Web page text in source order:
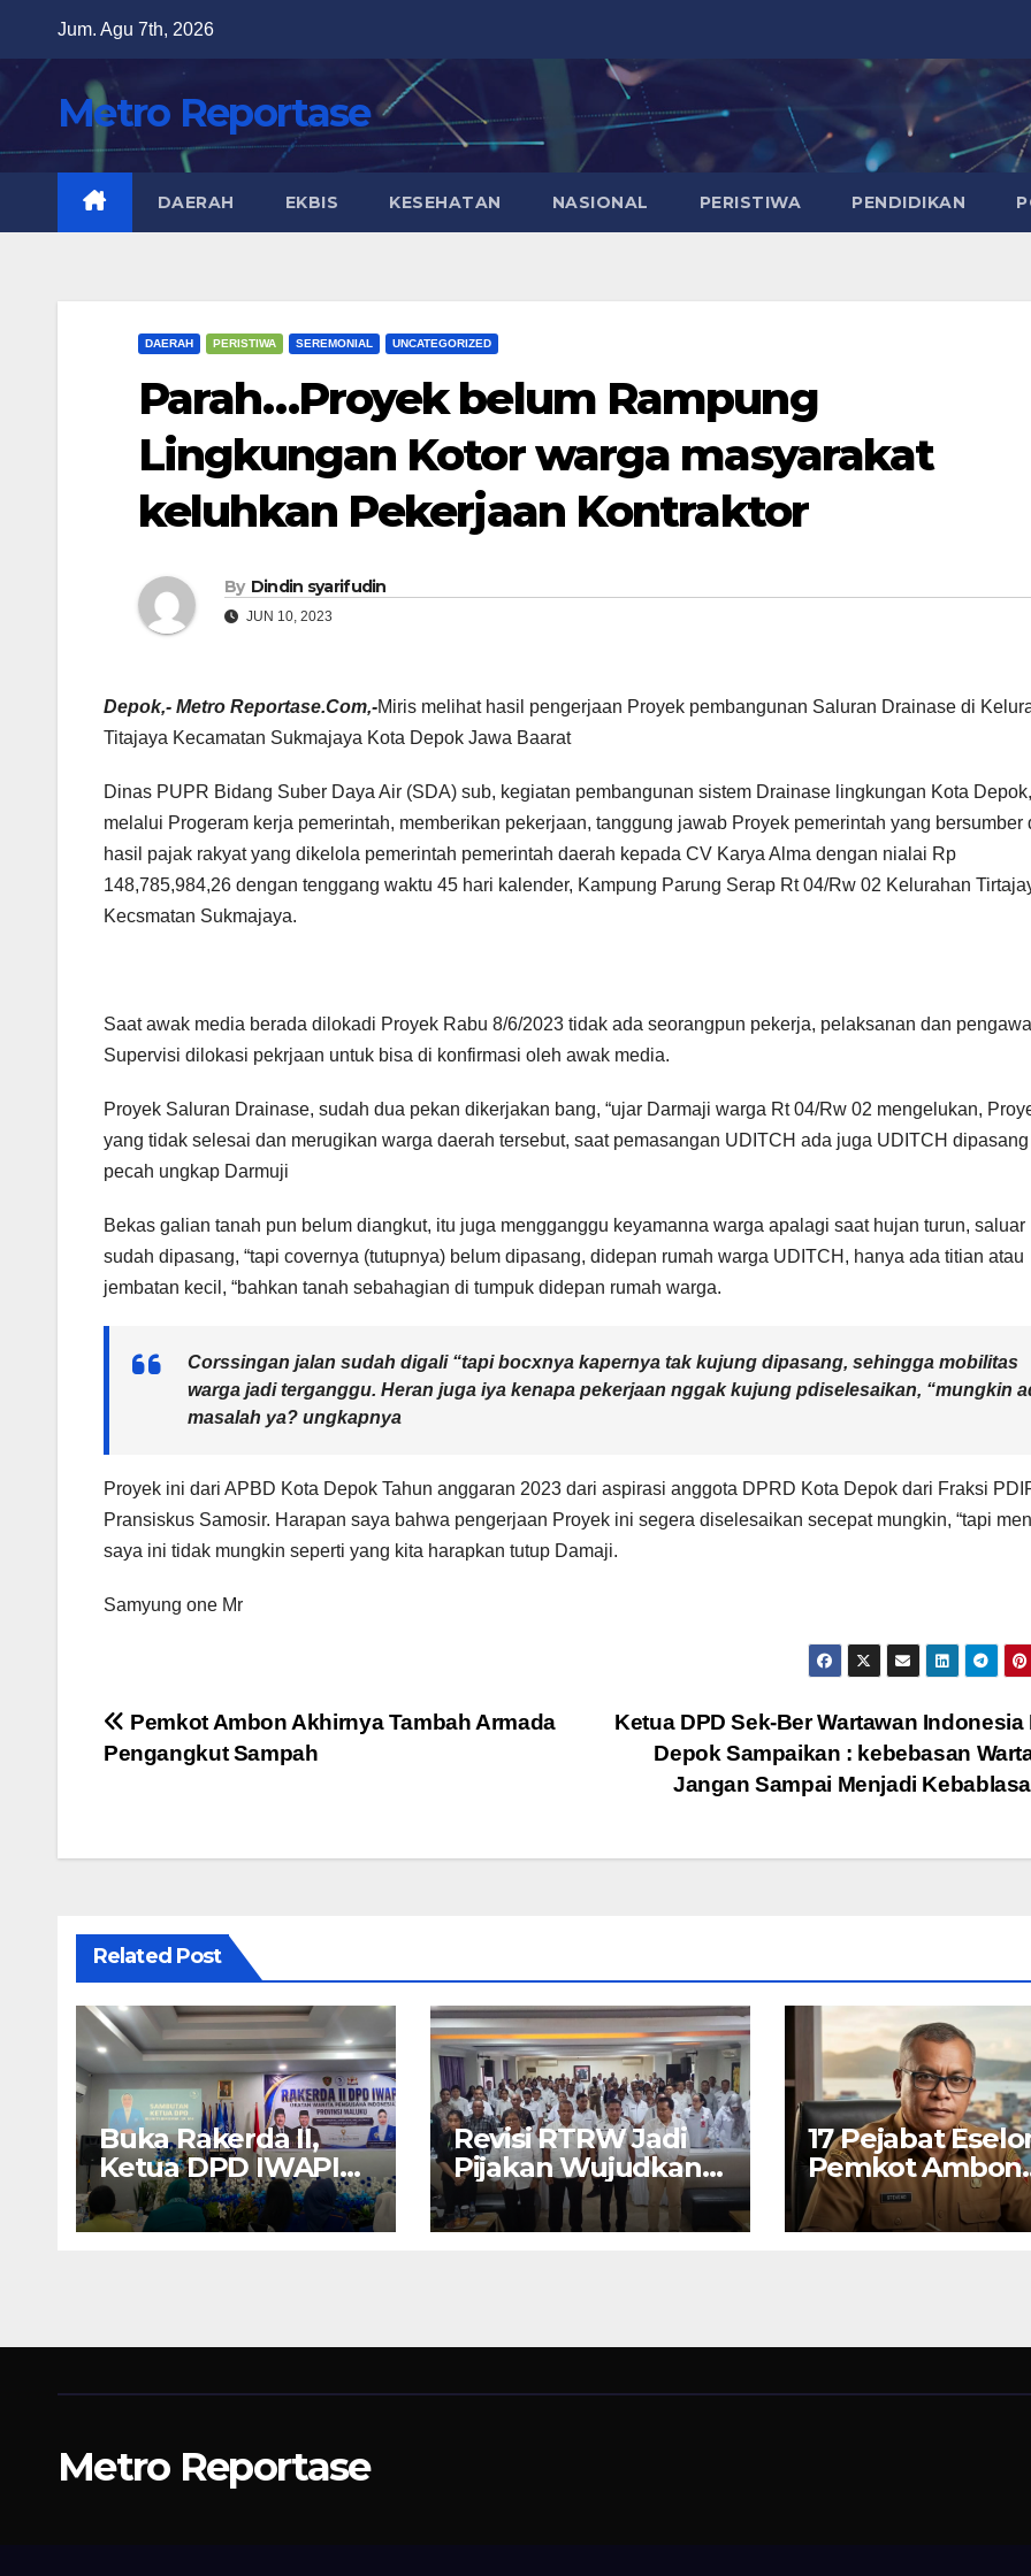
content
Jum. Agu 7th, 2026
Metro Reportase
DAERAH EKBIS KESEHATAN NASIONAL PERISTIWA PENDIDIKAN
DAERAH PERISTIWA SEREMONIAL UNCATEGORIZED
Parah…Proyek belum Rampung
Lingkungan Kotor warga masyarakat
keluhkan Pekerjaan Kontraktor
By Dindin syarifudin
JUN 10, 2023
Depok,- Metro Reportase.Com,-Miris melihat hasil pengerjaan Proyek pembangunan Saluran Drainase di
Titajaya Kecamatan Sukmajaya Kota Depok Jawa Baarat
Dinas PUPR Bidang Suber Daya Air (SDA) sub, kegiatan pembangunan sistem Drainase lingkungan Kota Depok,
melalui Progeram kerja pemerintah, memberikan pekerjaan, tanggung jawab Proyek pemerintah yang bersumber
hasil pajak rakyat yang dikelola pemerintah pemerintah daerah kepada CV Karya Alma dengan nialai Rp
148,785,984,26 dengan tenggang waktu 45 hari kalender, Kampung Parung Serap Rt 04/Rw 02 Kelurahan
Kecsmatan Sukmajaya.
Saat awak media berada dilokadi Proyek Rabu 8/6/2023 tidak ada seorangpun pekerja, pelaksanan dan
Supervisi dilokasi pekrjaan untuk bisa di konfirmasi oleh awak media.
Proyek Saluran Drainase, sudah dua pekan dikerjakan bang, “ujar Darmaji warga Rt 04/Rw 02 mengelukan,
yang tidak selesai dan merugikan warga daerah tersebut, saat pemasangan UDITCH ada juga UDITCH
pecah ungkap Darmuji
Bekas galian tanah pun belum diangkut, itu juga mengganggu keyamanna warga apalagi saat hujan turun, saluar
sudah dipasang, “tapi covernya (tutupnya) belum dipasang, didepan rumah warga UDITCH, hanya ada titian atau
jembatan kecil, “bahkan tanah sebahagian di tumpuk didepan rumah warga.
Corssingan jalan sudah digali “tapi bocxnya kapernya tak kujung dipasang, sehingga mobilitas
warga jadi terganggu. Heran juga iya kenapa pekerjaan nggak kujung pdiselesaikan, “mungkin
masalah ya? ungkapnya
Proyek ini dari APBD Kota Depok Tahun anggaran 2023 dari aspirasi anggota DPRD Kota Depok dari Fraksi
Pransiskus Samosir. Harapan saya bahwa pengerjaan Proyek ini segera diselesaikan secepat mungkin, “tapi
saya ini tidak mungkin seperti yang kita harapkan tutup Damaji.
Samyung one Mr
Navigasi
pos
Ketua DPD Sek-Ber Wartawan Indonesia
Depok Sampaikan : kebebasan
Jangan Sampai Menjadi
Pemkot Ambon Akhirnya Tambah Armada
Pengangkut Sampah
Related Post
Buka Rakerda II,
Ketua DPD IWAPI
Maluku Nita Bin
Umar: Perempuan
Revisi RTRW Jadi
Pijakan Wujudkan
Ambon Modern,
Nyaman dan
17 Pejabat
Pemkot Ambon
Ikut PKN II 2026
Metro Reportase